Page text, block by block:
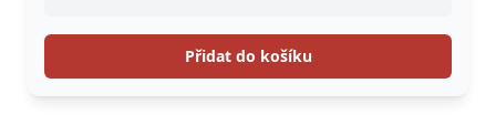
Přidat do košíku